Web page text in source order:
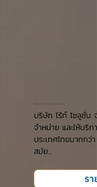
งานตรวจสอบสำรวจล้าง ทำความสะอาดท่อ ถังสำหรับบรรจุน้ำมัน และ ก๊าซธรรมชาติ
บริษัท ไร้ท์ โซลูชั่น
จำหน่าย และให้บริก
ประเทศไทยมากก
สมัย...
รา